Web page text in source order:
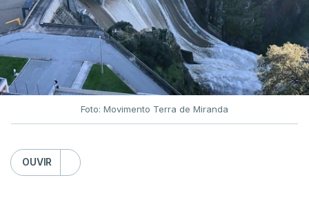
Nova polémica com Luís
Neves. Ministro nega
favorecimento a construtora
DST
7 Agosto 2026, 20:28
Foto: Movimento Terra de Miranda
OUVIR